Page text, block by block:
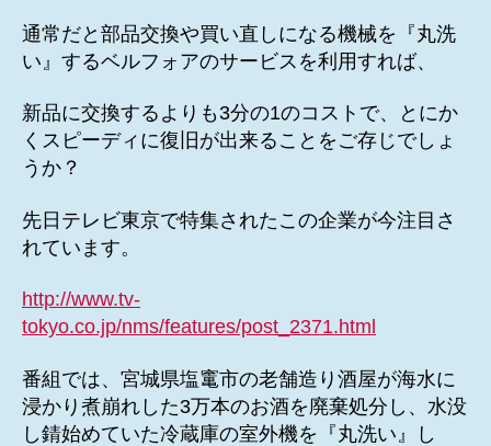
通常だと部品交換や買い直しになる機械を『丸洗
い』するベルフォアのサービスを利用すれば、
新品に交換するよりも3分の1のコストで、とにか
くスピーディに復旧が出来ることをご存じでしょ
うか？
先日テレビ東京で特集されたこの企業が今注目さ
れています。
http://www.tv-
tokyo.co.jp/nms/features/post_2371.html
番組では、宮城県塩竃市の老舗造り酒屋が海水に
浸かり煮崩れした3万本のお酒を廃棄処分し、水没
し錆始めていた冷蔵庫の室外機を『丸洗い』し